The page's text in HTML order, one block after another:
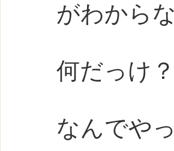
がわから
何だっけ？
なんでや